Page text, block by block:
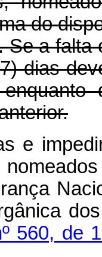
do
Se a falta
dias
e
560, de